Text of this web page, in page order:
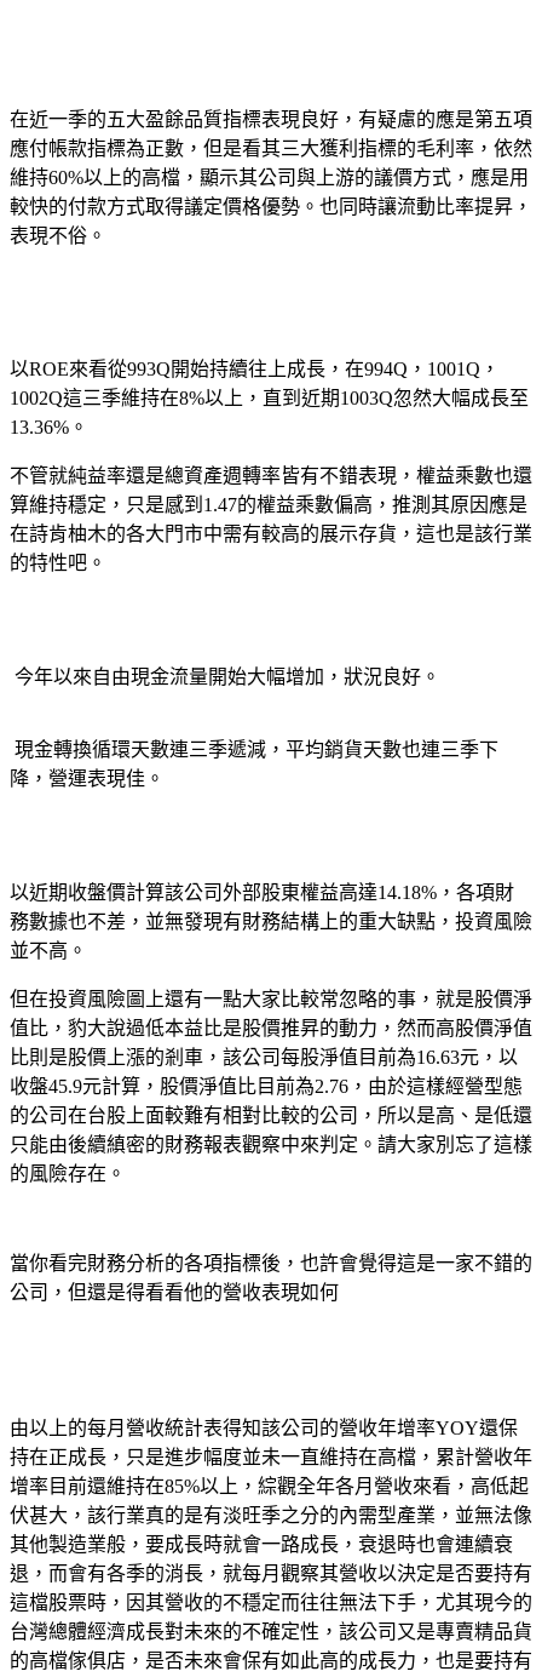
在近一季的五大盈餘品質指標表現良好，有疑慮的應是第五項
應付帳款指標為正數，但是看其三大獲利指標的毛利率，依然
維持60%以上的高檔，顯示其公司與上游的議價方式，應是用
較快的付款方式取得議定價格優勢。也同時讓流動比率提昇，
表現不俗。
以ROE來看從993Q開始持續往上成長，在994Q ， 1001Q ，
1002Q這三季維持在8%以上，直到近期1003Q忽然大幅成長至
13.36% 。
不管就純益率還是總資產週轉率皆有不錯表現，權益乘數也還
算維持穩定，只是感到 1.47的權益乘數偏高，推測其原因應是
在詩肯柚木的各大門市中需有較高的展示存貨，這也是該行業
的特性吧。
今年以來自由現金流量開始大幅增加，狀況良好。
現金轉換循環天數連三季遞減，平均銷貨天數也連三季下
降，營運表現佳。
以近期收盤價計算該公司外部股東權益高達14.18% ，各項財
務數據也不差，並無發現有財務結構上的重大缺點，投資風險
並不高。
但在投資風險圖上還有一點大家比較常忽略的事，就是股價淨
值比，豹大說過低本益比是股價推昇的動力，然而高股價淨值
比則是股價上漲的剎車，該公司每股淨值目前為16.63元，以
收盤45.9元計算，股價淨值比目前為2.76 ，由於這樣經營型態
的公司在台股上面較難有相對比較的公司，所以是高、是低還
只能由後續縝密的財務報表觀察中來判定。請大家別忘了這樣
的風險存在。
當你看完財務分析的各項指標後，也許會覺得這是一家不錯的
公司，但還是得看看他的營收表現如何
由以上的每月營收統計表得知該公司的營收年增率YOY還保
持在正成長，只是進步幅度並未一直維持在高檔，累計營收年
增率目前還維持在85%以上，綜觀全年各月營收來看，高低起
伏甚大，該行業真的是有淡旺季之分的內需型產業，並無法像
其他製造業般，要成長時就會一路成長，衰退時也會連續衰
退，而會有各季的消長，就每月觀察其營收以決定是否要持有
這檔股票時，因其營收的不穩定而往往無法下手，尤其現今的
台灣總體經濟成長對未來的不確定性，該公司又是專賣精品貨
的高檔傢俱店，是否未來會保有如此高的成長力，也是要持有